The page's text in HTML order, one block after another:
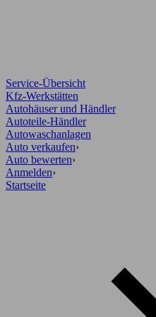
Service-Übersicht
Kfz-Werkstätten
Autohäuser und Händler
Autoteile-Händler
Autowaschanlagen
Auto verkaufen›
Auto bewerten›
Anmelden›
Startseite